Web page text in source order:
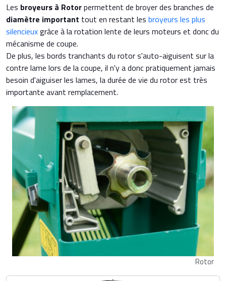
Les broyeurs à Rotorpermettent de broyer des branches de
diamètre important tout en restant les broyeurs les plus
silencieuxgrâce à la rotation lente de leurs moteurs et donc du
mécanisme de coupe.
De plus, les bords tranchants du rotor s'auto-aiguisent sur la
contre lame lors de la coupe, il n'y a donc pratiquement jamais
besoin d'aiguiser les lames, la durée de vie du rotor est très
importante avant remplacement.
Rotor